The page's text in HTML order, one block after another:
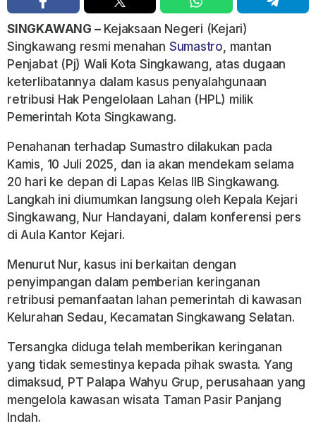
SINGKAWANG –Kejaksaan Negeri (Kejari)
Singkawang resmi menahan Sumastro, mantan
Penjabat (Pj) Wali Kota Singkawang, atas dugaan
keterlibatannya dalam kasus penyalahgunaan
retribusi Hak Pengelolaan Lahan (HPL) milik
Pemerintah Kota Singkawang.
Penahanan terhadap Sumastro dilakukan pada
Kamis, 10 Juli 2025, dan ia akan mendekam selama
20 hari ke depan di Lapas Kelas IIB Singkawang.
Langkah ini diumumkan langsung oleh Kepala Kejari
Singkawang, Nur Handayani, dalam konferensi pers
di Aula Kantor Kejari.
Menurut Nur, kasus ini berkaitan dengan
penyimpangan dalam pemberian keringanan
retribusi pemanfaatan lahan pemerintah di kawasan
Kelurahan Sedau, Kecamatan Singkawang Selatan.
Tersangka diduga telah memberikan keringanan
yang tidak semestinya kepada pihak swasta. Yang
dimaksud, PT Palapa Wahyu Grup, perusahaan yang
mengelola kawasan wisata Taman Pasir Panjang
Indah.